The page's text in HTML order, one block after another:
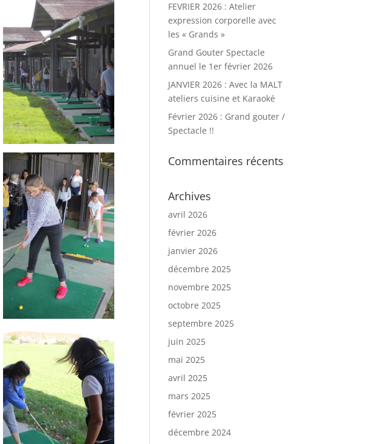
FEVRIER 2026 : Atelier
expression corporelle avec
les « Grands »
Grand Gouter Spectacle
annuel le 1er février 2026
JANVIER 2026 : Avec la MALT
ateliers cuisine et Karaoké
Février 2026 : Grand gouter /
Spectacle !!
Commentaires récents
Archives
avril 2026
février 2026
janvier 2026
décembre 2025
novembre 2025
octobre 2025
septembre 2025
juin 2025
mai 2025
avril 2025
mars 2025
février 2025
décembre 2024